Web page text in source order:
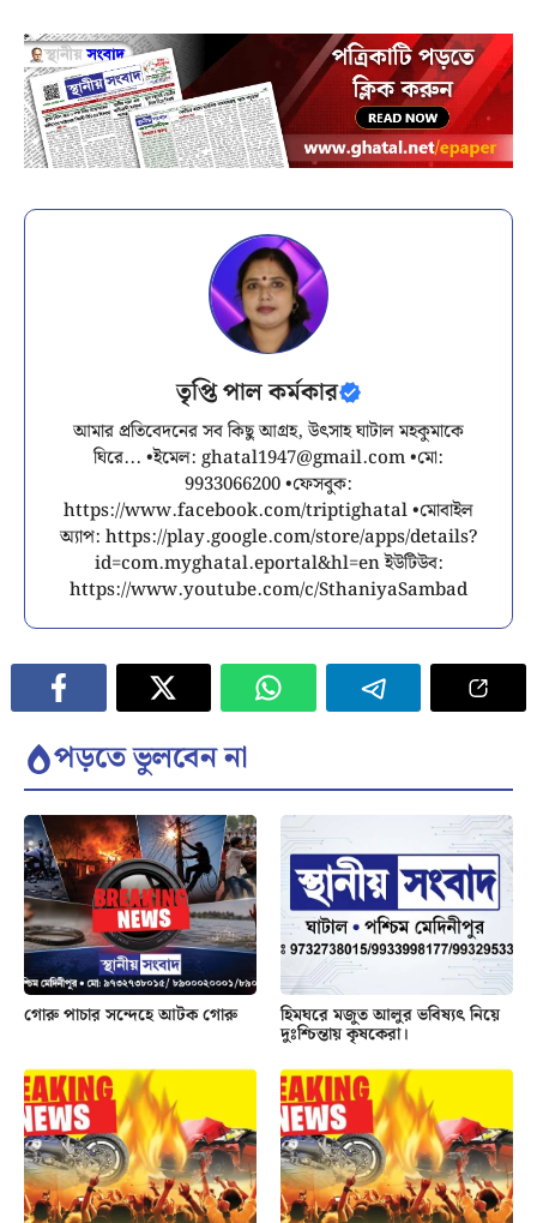
তৃপ্তি পাল কর্মকার
আমার প্রতিবেদনের সব কিছু আগ্রহ, উৎসাহ ঘাটাল মহকুমাকে
ঘিরে... •ইমেল: ghatal1947@gmail.com•মো:
9933066200 •ফেসবুক:
https://www.facebook.com/triptighatal •মোবাইল
অ্যাপ: https://play.google.com/store/apps/details?
id=com.myghatal.eportal&hl=en ইউটিউব:
https://www.youtube.com/c/SthaniyaSambad
পড়তে ভুলবেন না
গোরু পাচার সন্দেহে আটক গোরু হিমঘরে মজুত আলুর ভবিষ্যৎ নিয়ে
দুঃশ্চিন্তায় কৃষকেরা।